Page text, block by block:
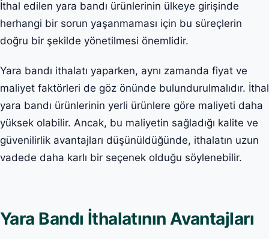
İthal edilen yara bandı ürünlerinin ülkeye girişinde
herhangi bir sorun yaşanmaması için bu süreçlerin
doğru bir şekilde yönetilmesi önemlidir.
Yara bandı ithalatı yaparken, aynı zamanda fiyat ve
maliyet faktörleri de göz önünde bulundurulmalıdır. İthal
yara bandı ürünlerinin yerli ürünlere göre maliyeti daha
yüksek olabilir. Ancak, bu maliyetin sağladığı kalite ve
güvenilirlik avantajları düşünüldüğünde, ithalatın uzun
vadede daha karlı bir seçenek olduğu söylenebilir.
Yara Bandı İthalatının Avantajları